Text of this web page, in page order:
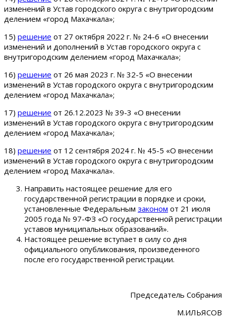
изменений в Устав городского округа с внутригородским
делением «город Махачкала»;
15) решение от 27 октября 2022 г. № 24-6 «О внесении
изменений и дополнений в Устав городского округа с
внутригородским делением «город Махачкала»;
16) решение от 26 мая 2023 г. № 32-5 «О внесении
изменений в Устав городского округа с внутригородским
делением «город Махачкала»;
17) решение от 26.12.2023 № 39-3 «О внесении
изменений в Устав городского округа с внутригородским
делением «город Махачкала»;
18) решение от 12 сентября 2024 г. № 45-5 «О внесении
изменений в Устав городского округа с внутригородским
делением «город Махачкала».
Направить настоящее решение для его
государственной регистрации в порядке и сроки,
установленные Федеральным законом от 21 июля
2005 года № 97-ФЗ «О государственной регистрации
уставов муниципальных образований».
Настоящее решение вступает в силу со дня
официального опубликования, произведенного
после его государственной регистрации.
Председатель Собрания
М.ИЛЬЯСОВ